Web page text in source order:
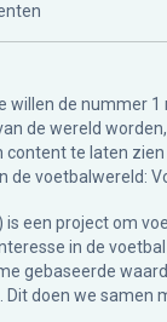
willen de nummer
de wereld
content te laten
de voetbalwereld:
is een project om
in de
gebaseerde
Dit doen we samen